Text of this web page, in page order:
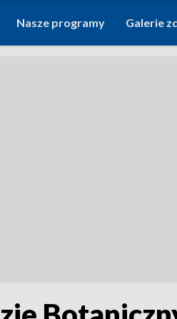
Nasze programy Galerie